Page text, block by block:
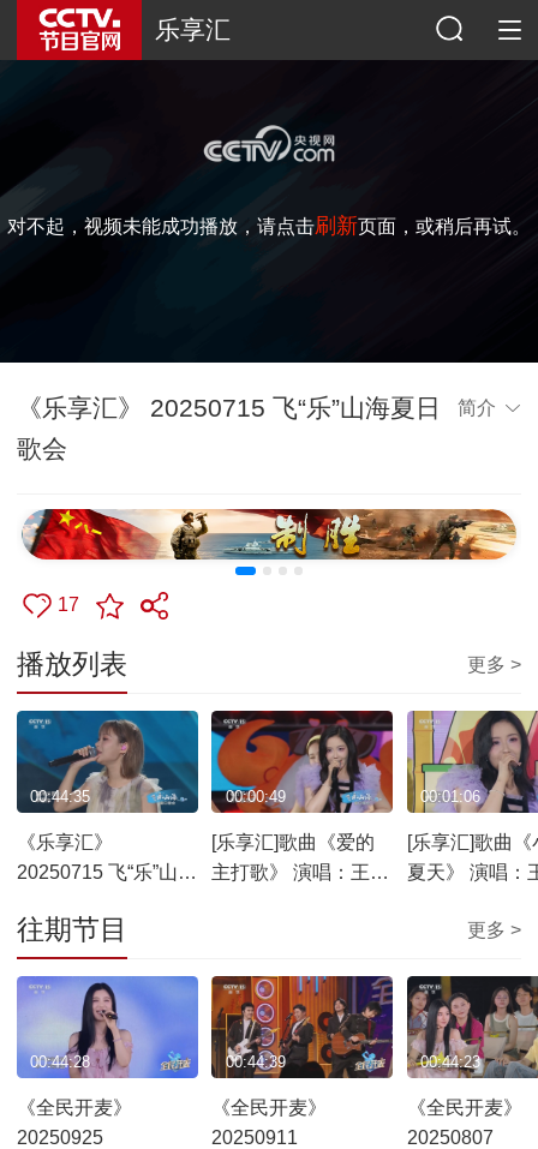
乐享汇
对不起，视频未能成功播放，请点击刷新页面，或稍后再试。
《乐享汇》 20250715 飞“乐”山海夏日
歌会
简介
17
播放列表 更多 >
《乐享汇》
20250715 飞“乐”山海
00:44:35
[乐享汇]歌曲《爱的
主打歌》 演唱：王艺
00:00:49
[乐享汇]歌曲《
夏天》 演唱：
00:01:06
往期节目 更多 >
《全民开麦》
20250925
00:44:28
《全民开麦》
20250911
00:44:39
《全民开麦》
20250807
00:44:23